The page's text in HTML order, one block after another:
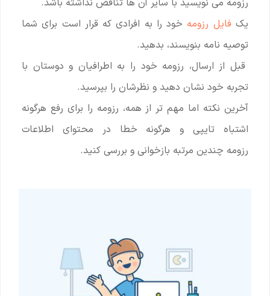
رزومه می نویسید با سایر آن ها تناقض نداشته باشد.
یکفایل رزومه خود را به افرادی که قرار است برای شما
توصیه نامه بنویسند، بدهید.
قبل از ارسال، رزومه خود را به اطرافیان و دوستان با
تجربه خود نشان دهید و نظرشان را بپرسید.
آخرین نکته اما مهم تر از همه، رزومه را برای رفع هرگونه
اشتباه تایپی و هرگونه خطا در محتوای اطلاعات
رزومه چندین مرتبه بازخوانی و بررسی کنید.